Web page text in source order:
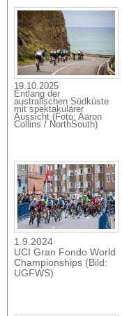
19.10.2025
Entlang der
australischen Südküste
mit spektakulärer
Aussicht (Foto: Aaron
Collins / NorthSouth)
1.9.2024
UCI Gran Fondo World
Championships (Bild:
UGFWS)